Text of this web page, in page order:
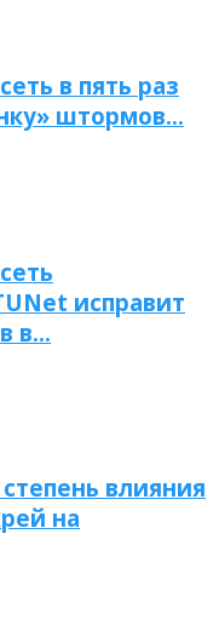
в пять раз
штормов…
исправит
в…
влияния
на